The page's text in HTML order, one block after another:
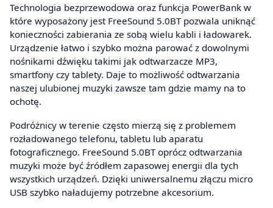
Technologia bezprzewodowa oraz funkcja PowerBank w
które wyposażony jest FreeSound 5.0BT pozwala uniknąć
konieczności zabierania ze sobą wielu kabli i ładowarek.
Urządzenie łatwo i szybko można parować z dowolnymi
nośnikami dźwięku takimi jak odtwarzacze MP3,
smartfony czy tablety. Daje to możliwość odtwarzania
naszej ulubionej muzyki zawsze tam gdzie mamy na to
ochotę.
Podróżnicy w terenie często mierzą się z problemem
rozładowanego telefonu, tabletu lub aparatu
fotograficznego. FreeSound 5.0BT oprócz odtwarzania
muzyki może być źródłem zapasowej energii dla tych
wszystkich urządzeń. Dzięki uniwersalnemu złączu micro
USB szybko naładujemy potrzebne akcesorium.